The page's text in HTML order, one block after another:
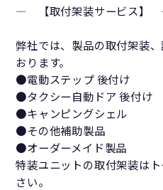
― 【取付架装サービス
弊社では、製品の取付架装
おります。
●電動ステップ 後付け
●タクシー自動ドア 後付け
●キャンピングシェル
●その他補助製品
●オーダーメイド製品
特装ユニットの取付架装は
さい